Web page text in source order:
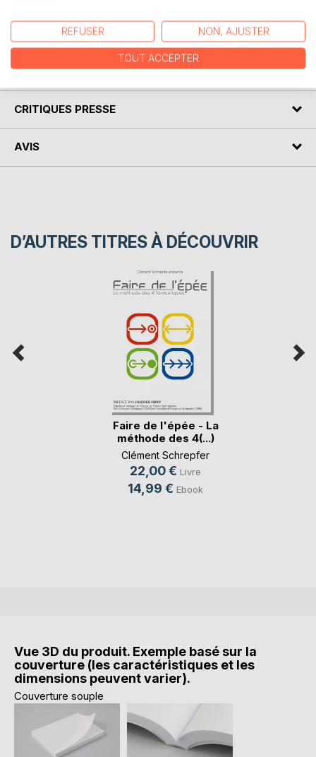
method designed to make you progress.
AUTEUR(S)
CRITIQUES PRESSE
AVIS
D’AUTRES TITRES À DÉCOUVRIR
Faire de l'épée - La
méthode des 4(...)
Clément Schrepfer
22,00 € Livre
14,99 € Ebook
Vue 3D du produit. Exemple basé sur la
couverture (les caractéristiques et les
dimensions peuvent varier).
Couverture souple
REFUSER NON, AJUSTER
TOUT ACCEPTER